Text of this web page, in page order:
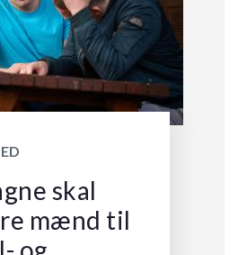
skal
mænd til